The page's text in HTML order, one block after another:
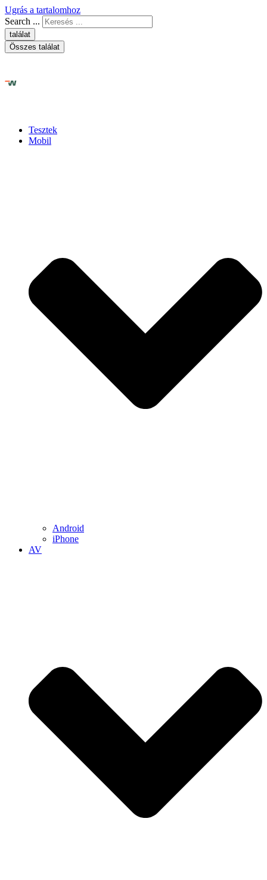
Ugrás a tartalomhoz
Search ...
találat
Összes találat
Tesztek
Mobil
Android
iPhone
AV